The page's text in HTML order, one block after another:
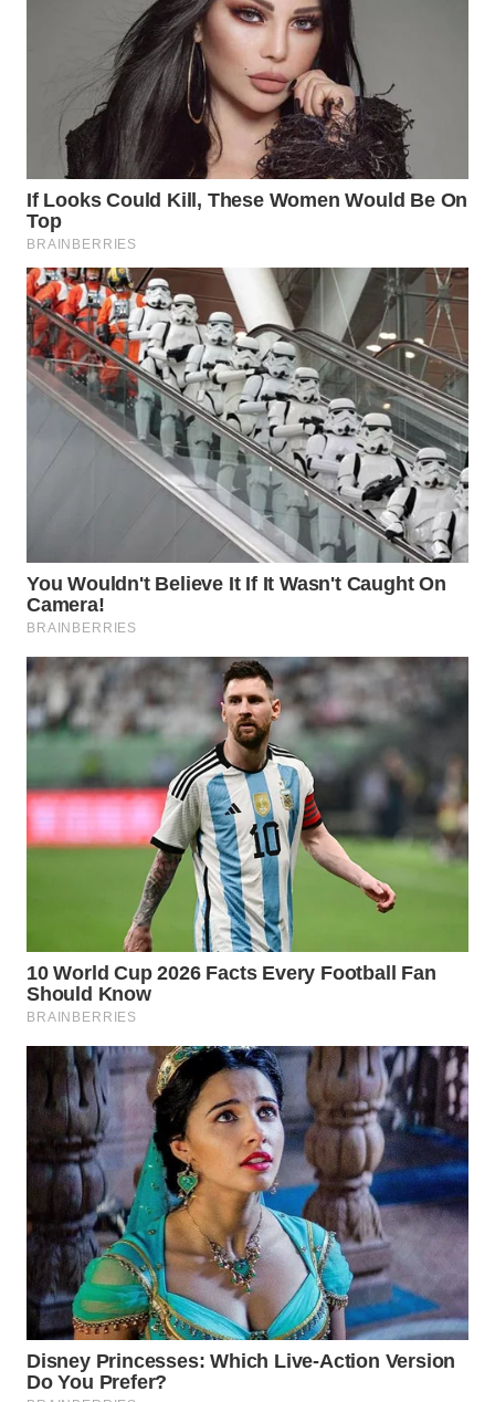
SULUT
WN
MALUKU
WN
MALUT
WN
DAIRI
WN
DANAU
WN
LANGKAT
WN
TAPANULI
SELATAN
WN
TANJUNG
LESUNG
WN
SIMALUNGUN
WN
LABUHANBATU
WN
TAPANULI
TENGAH
WN DELI
SERDANG
WN
TEBING
TINGGI